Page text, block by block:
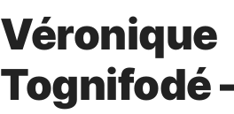
Véronique
Tognifodé